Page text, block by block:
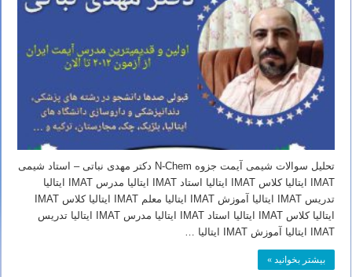
تحلیل سوالات شیمی آیمت جزوه N-Chem دکتر مهدی نباتی – استاد شیمی
IMAT ایتالیا کلاس IMAT ایتالیا استاد IMAT ایتالیا مدرس IMAT ایتالیا
تدریس IMAT ایتالیا آموزش IMAT ایتالیا معلم IMAT ایتالیا کلاس IMAT
ایتالیا کلاس IMAT ایتالیا استاد IMAT ایتالیا مدرس IMAT ایتالیا تدریس
IMAT ایتالیا آموزش IMAT ایتالیا …
بیشتر بخوانید »